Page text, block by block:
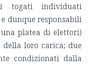
togati individuati
dunque responsabili
una platea di elettori)
della loro carica; due
condizionati dalla